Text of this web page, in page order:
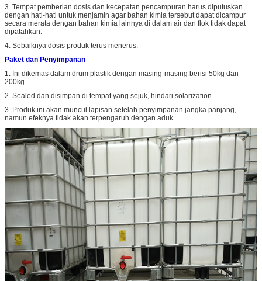
3. Tempat pemberian dosis dan kecepatan pencampuran harus diputuskan
dengan hati-hati untuk menjamin agar bahan kimia tersebut dapat dicampur
secara merata dengan bahan kimia lainnya di dalam air dan flok tidak dapat
dipatahkan.
4. Sebaiknya dosis produk terus menerus.
Paket dan Penyimpanan
1. Ini dikemas dalam drum plastik dengan masing-masing berisi 50kg dan
200kg.
2. Sealed dan disimpan di tempat yang sejuk, hindari solarization
3. Produk ini akan muncul lapisan setelah penyimpanan jangka panjang,
namun efeknya tidak akan terpengaruh dengan aduk.